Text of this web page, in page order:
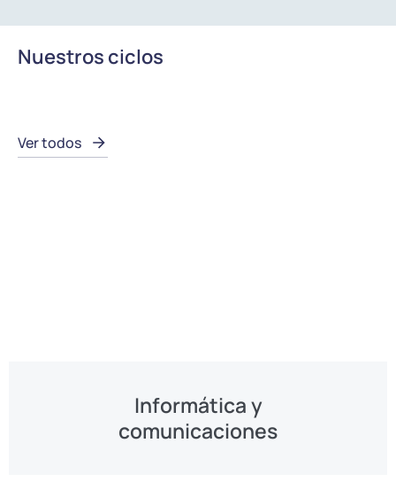
Nuestros ciclos
Ver todos
Informática y
comunicaciones